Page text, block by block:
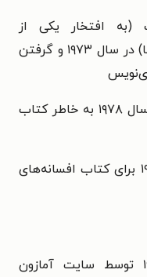
(به افتخار یکی از
شخصیت‌های داستان ارباب حلقه‌ها) در سال ۱۹۷۳ و گرفتن
• برندهٔ جایزهٔ بین‌المللی لوکوس در سال ۱۹۷۸ به خاطر کتاب
• برندهٔ جایزهٔ مای‌تاپیک در سال ۱۹۸۱ برای کتاب افسانه‌های
• پس از رأی‌گیری در سال ۱۹۹۹ توسط سایت آمازون